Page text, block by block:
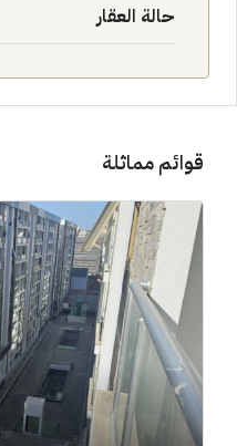
حالة العقار
قوائم مماثلة